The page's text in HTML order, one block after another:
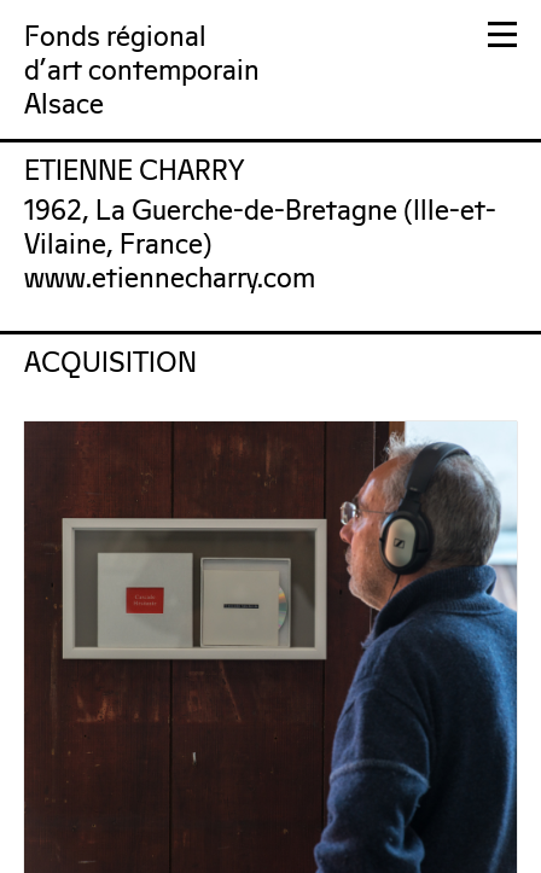
Fonds régional
d'art contemporain
Alsace
FRAC Alsace
ETIENNE CHARRY
1962, La Guerche-de-Bretagne (Ille-et-
Vilaine, France)
www.etiennecharry.com
ACQUISITION